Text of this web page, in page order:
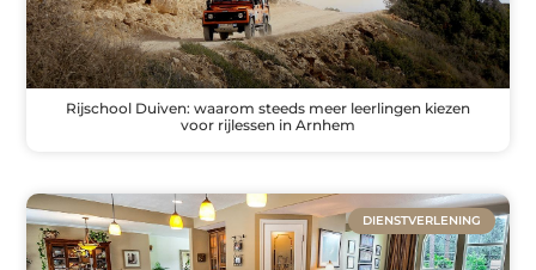
Rijschool Duiven: waarom steeds meer leerlingen kiezen
voor rijlessen in Arnhem
DIENSTVERLENING